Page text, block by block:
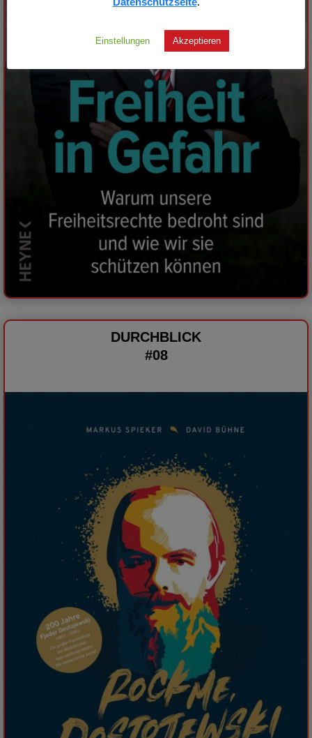
DURCHBLICK
#08
Einstellungen Akzeptieren